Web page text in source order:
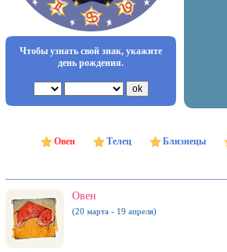
Чтобы узнать свой знак, укажите
день рождения.
Овен Телец Близнецы
Овен
(20 марта - 19 апреля)